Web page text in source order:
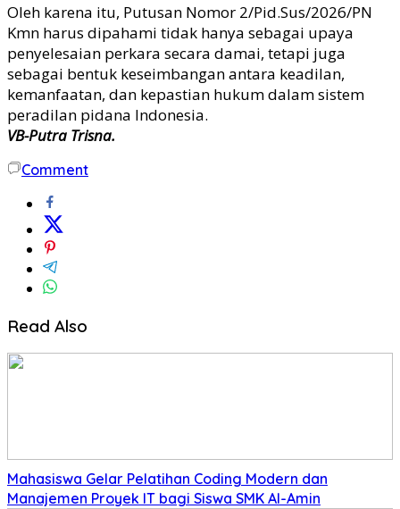
Oleh karena itu, Putusan Nomor 2/Pid.Sus/2026/PN
Kmn harus dipahami tidak hanya sebagai upaya
penyelesaian perkara secara damai, tetapi juga
sebagai bentuk keseimbangan antara keadilan,
kemanfaatan, dan kepastian hukum dalam sistem
peradilan pidana Indonesia.
VB-Putra Trisna.
Comment
Read Also
Mahasiswa Gelar Pelatihan Coding Modern dan
Manajemen Proyek IT bagi Siswa SMK Al-Amin